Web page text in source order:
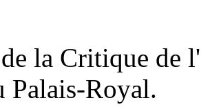
la Critique de
Palais-Royal.